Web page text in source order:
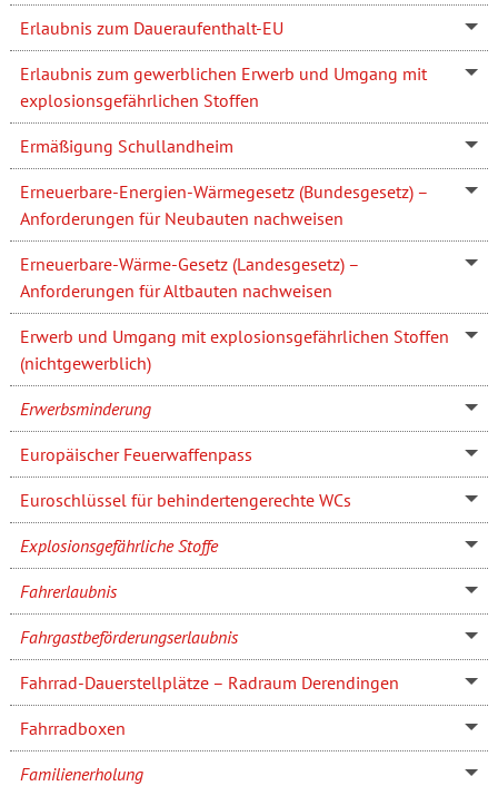
Erlaubnis zum Daueraufenthalt-EU
Erlaubnis zum gewerblichen Erwerb und Umgang mit
explosionsgefährlichen Stoffen
Ermäßigung Schullandheim
Erneuerbare-Energien-Wärmegesetz (Bundesgesetz) –
Anforderungen für Neubauten nachweisen
Erneuerbare-Wärme-Gesetz (Landesgesetz) –
Anforderungen für Altbauten nachweisen
Erwerb und Umgang mit explosionsgefährlichen Stoffen
(nichtgewerblich)
Erwerbsminderung
Europäischer Feuerwaffenpass
Euroschlüssel für behindertengerechte WCs
Explosionsgefährliche Stoffe
Fahrerlaubnis
Fahrgastbeförderungserlaubnis
Fahrrad-Dauerstellplätze – Radraum Derendingen
Fahrradboxen
Familienerholung